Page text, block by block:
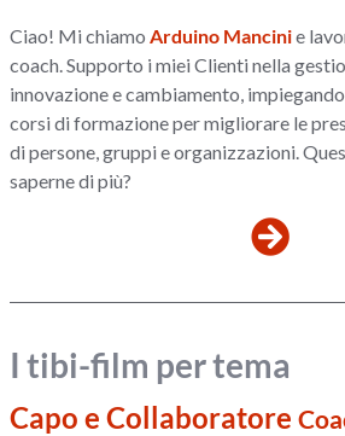
Ciao! Mi chiamo Arduino Mancinie
coach. Supporto i miei Clienti nella
innovazione e cambiamento,
corsi di formazione per migliorare le
di persone, gruppi e organizzazioni.
saperne di più?
I tibi-film per tema
Capo e Collaboratore